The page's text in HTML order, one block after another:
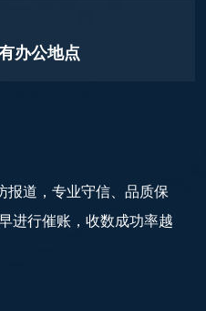
办公地点
报道，专业守信、品质保
进行催账，收数成功率越